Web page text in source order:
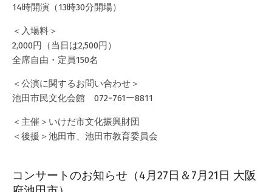
14時開演（13時30分開場）
＜入場料＞
2,000円（当日は2,500円）
全席自由・定員150名
＜公演に関するお問い合わせ＞
池田市民文化会館 072−761ー8811
＜主催＞いけだ市文化振興財団
＜後援＞池田市、池田市教育委員会
コンサートのお知らせ（4月27日＆7月21日 大阪